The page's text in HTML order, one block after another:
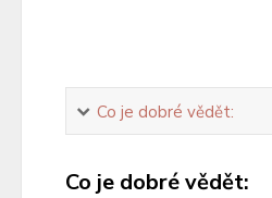
Co je dobré vědět:
Co je dobré vědět: